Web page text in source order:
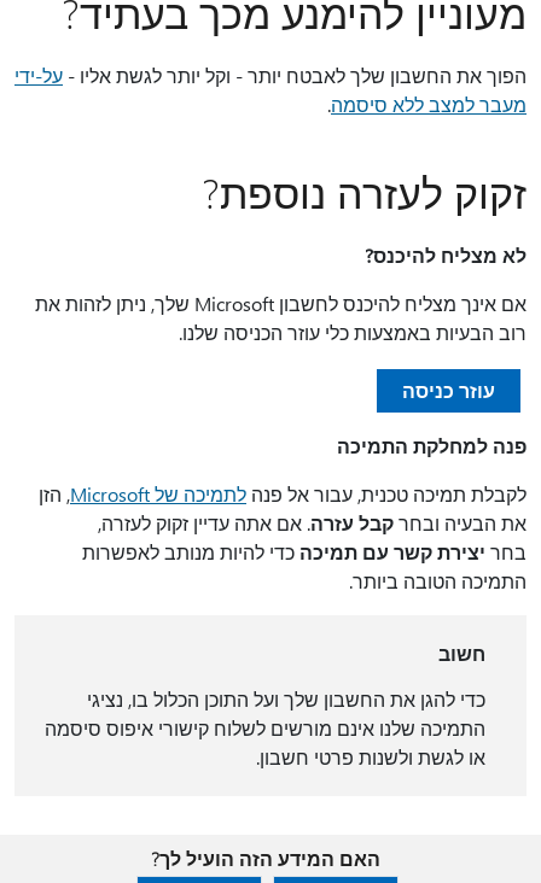
מעוניין להימנע מכך בעתיד?
הפוך את החשבון שלך לאבטח יותר - וקל יותר לגשת אליו - על-ידי
מעבר למצב ללא סיסמה.
זקוק לעזרה נוספת?
לא מצליח להיכנס?
אם אינך מצליח להיכנס לחשבון Microsoft שלך, ניתן לזהות את
רוב הבעיות באמצעות כלי עוזר הכניסה שלנו.
עוזר כניסה
פנה למחלקת התמיכה
לקבלת תמיכה טכנית, עבור אל פנה לתמיכה של Microsoft
, הזן
את הבעיה ובחרקבל עזרה. אם אתה עדיין זקוק לעזרה,
בחר יצירת קשר עם תמיכה כדי להיות מנותב לאפשרות
התמיכה הטובה ביותר.
חשוב
כדי להגן את החשבון שלך ועל התוכן הכלול בו, נציגי
התמיכה שלנו אינם מורשים לשלוח קישורי איפוס סיסמה
או לגשת ולשנות פרטי חשבון.
האם המידע הזה הועיל לך?